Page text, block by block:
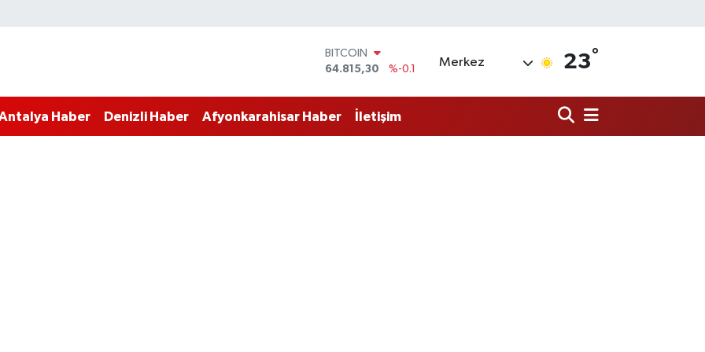
DOLAR
47,7436
%0.18
STERLİN
Merkez 23°
Haber Denizli Haber Afyonkarahisar Haber İletişim